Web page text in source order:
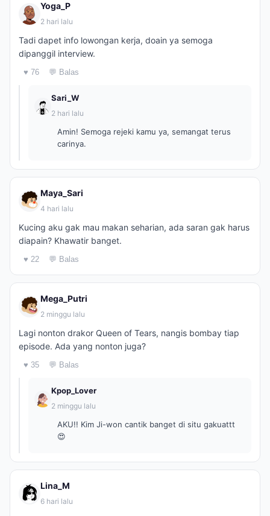
Yoga_P
2 hari lalu
Tadi dapet info lowongan kerja, doain ya semoga
dipanggil interview.
♥ 76 💬 Balas
Sari_W
2 hari lalu
Amin! Semoga rejeki kamu ya, semangat terus
carinya.
Maya_Sari
4 hari lalu
Kucing aku gak mau makan seharian, ada saran gak harus
diapain? Khawatir banget.
♥ 22 💬 Balas
Mega_Putri
2 minggu lalu
Lagi nonton drakor Queen of Tears, nangis bombay tiap
episode. Ada yang nonton juga?
♥ 35 💬 Balas
Kpop_Lover
2 minggu lalu
AKU!! Kim Ji-won cantik banget di situ gakuattt
😍
Lina_M
6 hari lalu